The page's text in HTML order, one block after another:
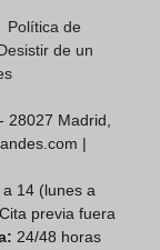
Política de
de un
28027 Madrid,
|
14 (lunes a
previa fuera
24/48 horas